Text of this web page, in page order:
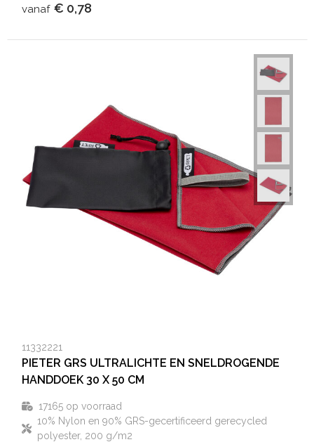
vanaf € 0,78
11332221
PIETER GRS ULTRALICHTE EN SNELDROGENDE
HANDDOEK 30 X 50 CM
17165op voorraad
10% Nylon en 90% GRS-gecertificeerd gerecycled
polyester, 200 g/m2